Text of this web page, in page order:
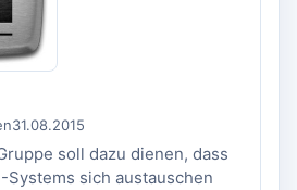
31.08.2015
soll dazu dienen, dass
Systems sich austauschen